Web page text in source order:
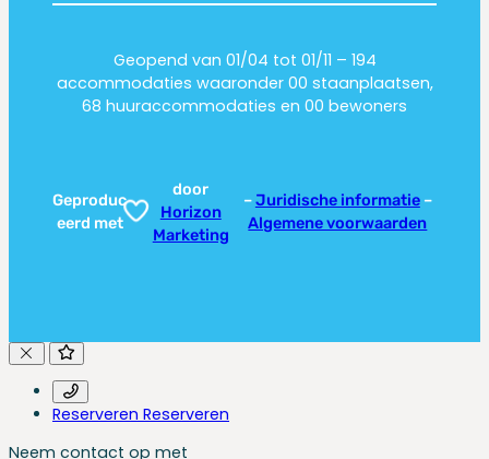
Geopend van 01/04 tot 01/11 – 194
accommodaties waaronder 00 staanplaatsen,
68 huuraccommodaties en 00 bewoners
Geproduc
eerd met
door
Horizon
Marketing
–Juridische informatie–
Algemene voorwaarden
Reserveren Reserveren
Neem contact op met